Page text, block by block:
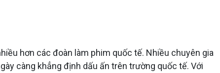
hơn các đoàn làm phim quốc tế. Nhiều chuyên gia
càng khẳng định dấu ấn trên trường quốc tế. Với